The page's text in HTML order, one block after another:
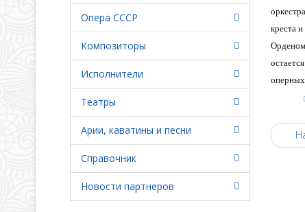
Опера СССР
Композиторы
Исполнители
Театры
Арии, каватины и песни
Справочник
Новости партнеров
креста
Орденом
оперных